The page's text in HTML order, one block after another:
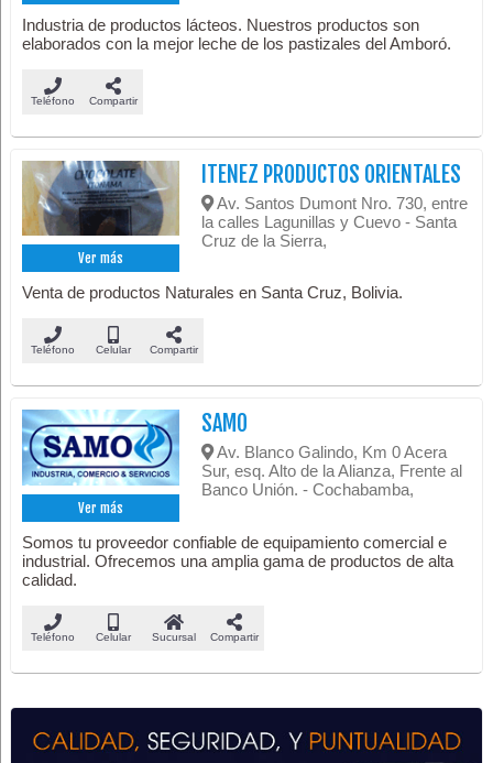
Industria de productos lácteos. Nuestros productos son
elaborados con la mejor leche de los pastizales del Amboró.
Teléfono Compartir
Ver más
ITENEZ PRODUCTOS ORIENTALES
Av. Santos Dumont Nro. 730, entre
la calles Lagunillas y Cuevo - Santa
Cruz de la Sierra,
Venta de productos Naturales en Santa Cruz, Bolivia.
Teléfono Celular Compartir
Ver más
SAMO
Av. Blanco Galindo, Km 0 Acera
Sur, esq. Alto de la Alianza, Frente al
Banco Unión. - Cochabamba,
Somos tu proveedor confiable de equipamiento comercial e
industrial. Ofrecemos una amplia gama de productos de alta
calidad.
Teléfono Celular Sucursal Compartir